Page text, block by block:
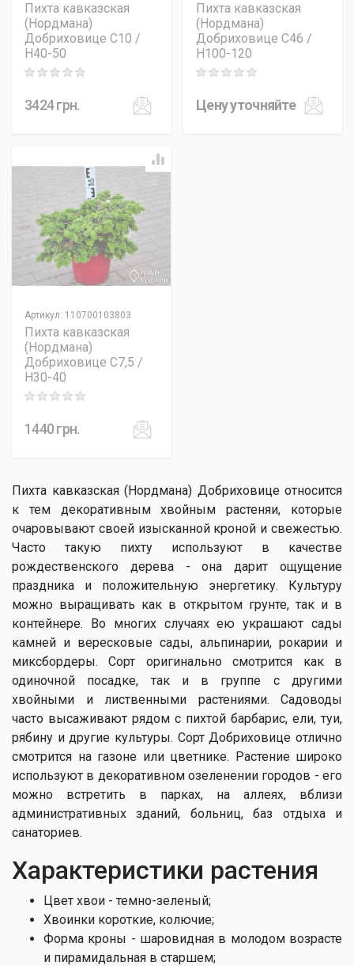
Пихта кавказская
(Нордмана)
Добриховице C10 /
H40-50
Rating: 0 out of 5
3424грн.
Пихта кавказская
(Нордмана)
Добриховице C46 /
H100-120
Rating: 0 out of 5
Цену уточняйте
Артикул: 110700103803
Пихта кавказская
(Нордмана)
Добриховице C7,5 /
H30-40
Rating: 0 out of 5
1440грн.
Пихта кавказская (Нордмана) Добриховице относится
к тем декоративным хвойным растеняи, которые
очаровывают своей изысканной кроной и свежестью.
Часто такую ​​пихту используют в качестве
рождественского дерева - она ​​дарит ощущение
праздника и положительную энергетику. Культуру
можно выращивать как в открытом грунте, так и в
контейнере. Во многих случаях ею украшают сады
камней и вересковые сады, альпинарии, рокарии и
миксбордеры. Сорт оригинально смотрится как в
одиночной посадке, так и в группе с другими
хвойными и лиственными растениями. Садоводы
часто высаживают рядом с пихтой барбарис, ели, туи,
рябину и другие культуры. Сорт Добриховице отлично
смотрится на газоне или цветнике. Растение широко
используют в декоративном озеленении городов - его
можно встретить в парках, на аллеях, вблизи
административных зданий, больниц, баз отдыха и
санаториев.
Характеристики растения
Цвет хвои - темно-зеленый;
Хвоинки короткие, колючие;
Форма кроны - шаровидная в молодом возрасте
и пирамидальная в старшем;